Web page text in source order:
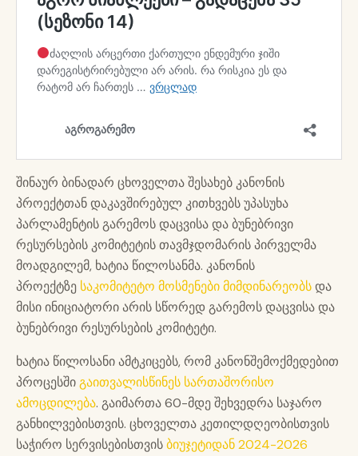
შინაურ ბინადარ ცხოველთა შესახებ კანონის
პროექტთან დაკავშირებულ კითხვებს უპასუხა
პარლამენტის გარემოს დაცვისა და ბუნებრივი
რესურსების კომიტეტის თავმჯდომარის პირველმა
მოადგილემ, ხატია წილოსანმა. კანონის
პროექტზე საკომიტეტო მოსმენები მიმდინარეობსდა
მისი ინიციატორი არის სწორედ გარემოს დაცვისა და
ბუნებრივი რესურსების კომიტეტი.
ხატია წილოსანი ამტკიცებს, რომ კანონშემოქმედებით
პროცესშიგაითვალისწინეს სართაშორისო
ამოცდილება. გაიმართა 60-მდე შეხვედრა საჯარო
განხილვებისთვის. ცხოველთა კეთილდღეობისთვის
საჭირო სერვისებისთვისბიუჯეტიდან 2024-2026